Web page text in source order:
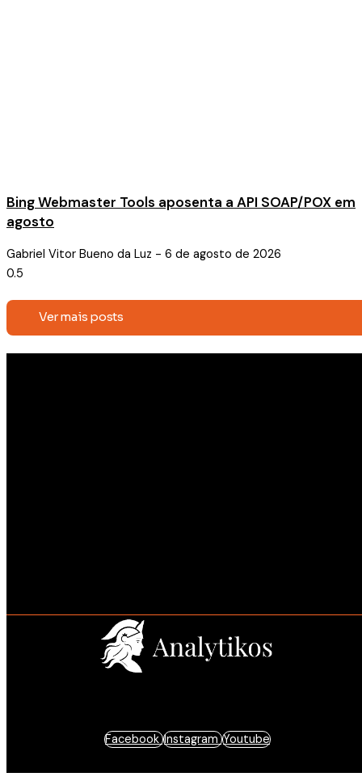
Bing Webmaster Tools aposenta a API SOAP/POX em
agosto
Gabriel Vitor Bueno da Luz 6 de agosto de 2026
Ver mais posts
Facebook Instagram Youtube